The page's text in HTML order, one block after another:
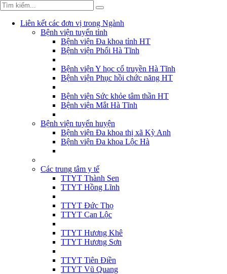
Liên kết các đơn vị trong Ngành
Bệnh viện tuyến tỉnh
Bệnh viện Đa khoa tỉnh HT
Bệnh viện Phổi Hà Tĩnh
Bệnh viện Y học cổ truyền Hà Tĩnh
Bệnh viện Phục hồi chức năng HT
Bệnh viện Sức khỏe tâm thần HT
Bệnh viện Mắt Hà Tĩnh
Bệnh viện tuyến huyện
Bệnh viện Đa khoa thị xã Kỳ Anh
Bệnh viện Đa khoa Lộc Hà
Các trung tâm y tế
TTYT Thành Sen
TTYT Hồng Lĩnh
TTYT Đức Thọ
TTYT Can Lộc
TTYT Hương Khê
TTYT Hương Sơn
TTYT Tiên Điền
TTYT Vũ Quang